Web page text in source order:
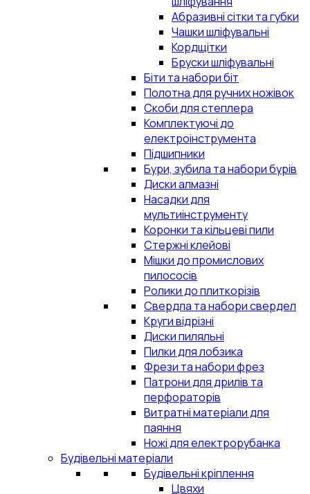
Абразивні сітки та губки
Чашки шліфувальні
Кордщітки
Бруски шліфувальні
Біти та набори біт
Полотна для ручних ножівок
Скоби для степлера
Комплектуючі до
електроінструмента
Підшипники
Бури, зубила та набори бурів
Диски алмазні
Насадки для
мультиінструменту
Коронки та кільцеві пили
Стержні клейові
Мішки до промислових
пилососів
Ролики до плиткорізів
Свердла та набори свердел
Круги відрізні
Диски пиляльні
Пилки для лобзика
Фрези та набори фрез
Патрони для дрилів та
перфораторів
Витратні матеріали для
паяння
Ножі для електрорубанка
Будівельні матеріали
Будівельні кріплення
Цвяхи